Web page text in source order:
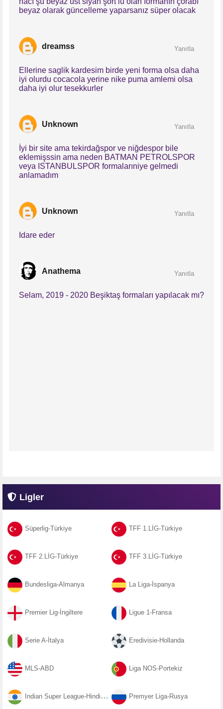
beyaz olarak güncelleme yaparsanız süper olacak
dreamss
Ellerine saglik kardesim birde yeni forma olsa daha
iyi olurdu cocacola yerine nike puma amlemi olsa
daha iyi olur tesekkurler
Yanıtla
Unknown
İyi bir site ama tekirdağspor ve niğdespor bile
eklemişssin ama neden BATMAN PETROLSPOR
veya ISTANBULSPOR formalarıniye gelmedi
anlamadım
Yanıtla
Unknown
Idare eder
Yanıtla
Anathema
Selam, 2019 - 2020 Beşiktaş formaları yapılacak mı?
Yanıtla
Ligler
Süperlig-Türkiye TFF 1.LİG-Türkiye
TFF 2.LİG-Türkiye TFF 3.LİG-Türkiye
Bundesliga-Almanya La Liga-İspanya
Premier Lig-İngiltere Ligue 1-Fransa
Serie A-İtalya Eredivisie-Hollanda
MLS-ABD Liga NOS-Portekiz
Indian Super League-Hindistan Premyer Liga-Rusya